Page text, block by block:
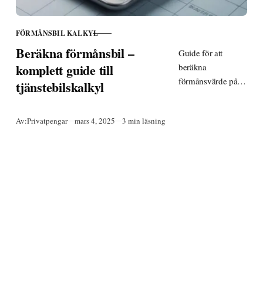
KATEGORI
FÖRMÅNSBIL KALKYL
Beräkna förmånsbil –
komplett guide till
tjänstebilskalkyl
Guide för att
beräkna
förmånsvärde på
Av:Privatpengar Publicerad
mars 4, 2025 3 min läsning